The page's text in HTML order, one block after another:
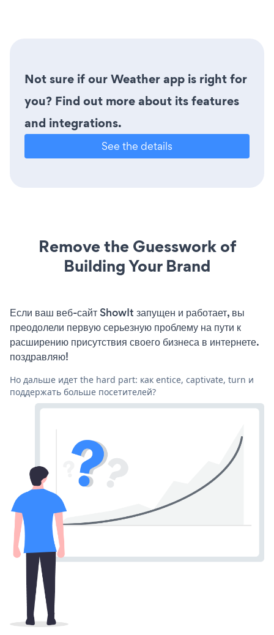
Not sure if our Weather app is right for
you? Find out more about its features
and integrations.
See the details
Remove the Guesswork of
Building Your Brand
Если ваш веб-сайт ShowIt запущен и работает, вы
преодолели первую серьезную проблему на пути к
расширению присутствия своего бизнеса в интернете.
поздравляю!
Но дальше идет the hard part: как entice, captivate, turn и
поддержать больше посетителей?